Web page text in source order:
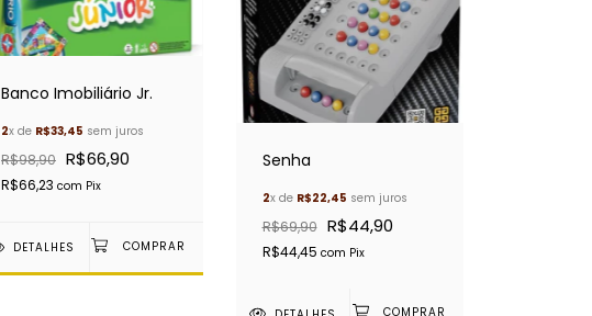
Banco Imobiliário Jr.
2x de R$33,45 sem juros
R$98,90 R$66,90
R$66,23 com Pix
DETALHES
Senha
2x de R$22,45 sem juros
R$69,90 R$44,90
R$44,45 com Pix